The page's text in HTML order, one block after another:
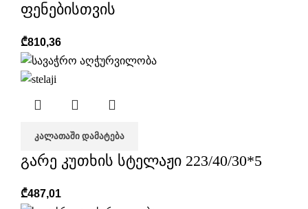
ფენებისთვის
₾810,36
ᲙᲐᲚᲐᲗᲐᲨᲘ ᲓᲐᲛᲐᲢᲔᲑᲐ
გარე კუთხის სტელაჟი 223/40/30*5
₾487,01